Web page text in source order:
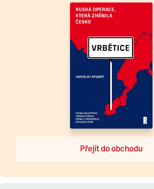
Přejít do obchodu